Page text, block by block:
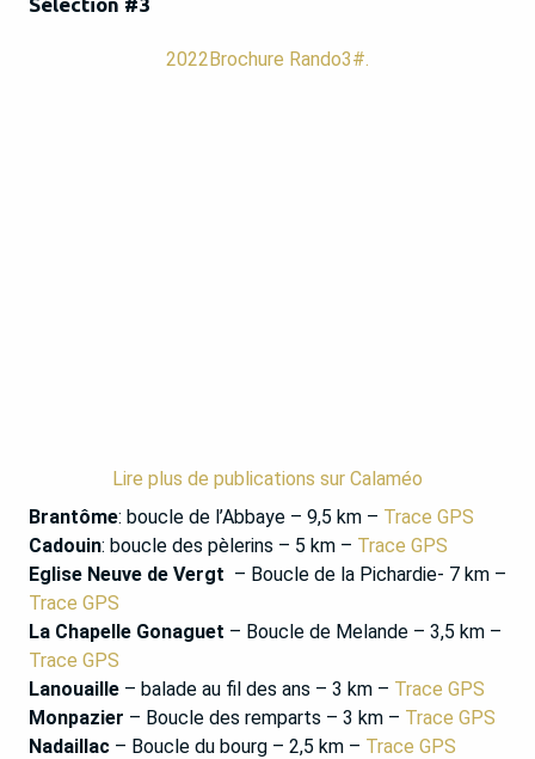
2022Brochure Rando3#.
Lire plus de publications sur Calaméo
Brantôme: boucle de l’Abbaye – 9,5 km – Trace GPS
Cadouin: boucle des pèlerins – 5 km – Trace GPS
Eglise Neuve de Vergt – Boucle de la Pichardie- 7 km –
Trace GPS
La Chapelle Gonaguet – Boucle de Melande – 3,5 km –
Trace GPS
Lanouaille – balade au fil des ans – 3 km – Trace GPS
Monpazier – Boucle des remparts – 3 km – Trace GPS
Nadaillac – Boucle du bourg – 2,5 km – Trace GPS